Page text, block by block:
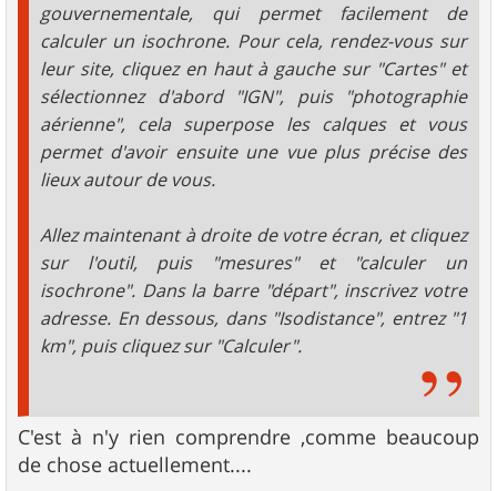
gouvernementale, qui permet facilement de
calculer un isochrone. Pour cela, rendez-vous sur
leur site, cliquez en haut à gauche sur "Cartes" et
sélectionnez d'abord "IGN", puis "photographie
aérienne", cela superpose les calques et vous
permet d'avoir ensuite une vue plus précise des
lieux autour de vous.
Allez maintenant à droite de votre écran, et cliquez
sur l'outil, puis "mesures" et "calculer un
isochrone". Dans la barre "départ", inscrivez votre
adresse. En dessous, dans "Isodistance", entrez "1
km", puis cliquez sur "Calculer".
C'est à n'y rien comprendre ,comme beaucoup
de chose actuellement....